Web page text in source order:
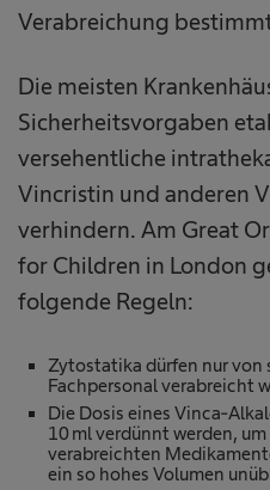
Verabreichung
Die meisten
Sicherheitsvorgaben
versehentliche
Vincristin und anderen
verhindern. Am Great
for Children in London
folgende Regeln:
Zytostatika dürfen nur von
Fachpersonal verabreicht
Die Dosis eines Vinca-
10 ml verdünnt werden,
verabreichten
ein so hohes Volumen